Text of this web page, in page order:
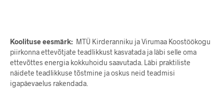
Koolituse eesmärk: MTÜ Kirderanniku ja Virumaa Koostöökogu
piirkonna ettevõtjate teadlikkust kasvatada ja läbi selle oma
ettevõttes energia kokkuhoidu saavutada. Läbi praktiliste
näidete teadlikkuse tõstmine ja oskus neid teadmisi
igapäevaelus rakendada.